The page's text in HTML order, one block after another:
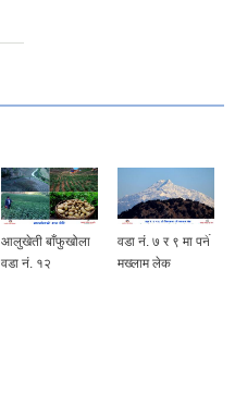
आलुखेती बाँफुखोला
वडा नं. १२
वडा नं. ७ र ९ मा पर्ने
मख्लाम लेक